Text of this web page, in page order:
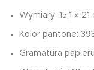
Wymiary: 15,1 x 21
Kolor pantone:
Gramatura